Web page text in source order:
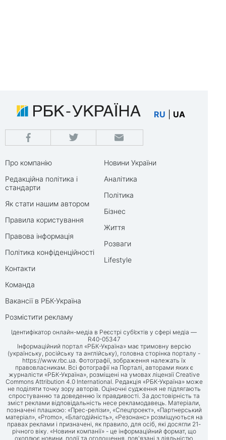
RU UA
Про компанію
Редакційна політика і
стандарти
Як стати нашим автором
Правила користування
Правова інформація
Політика конфіденційності
Контакти
Команда
Вакансії в РБК-Україна
Розмістити рекламу
Новини України
Аналітика
Політика
Бізнес
Життя
Розваги
Lifestyle
Ідентифікатор онлайн-медіа в Реєстрі суб’єктів у сфері медіа —
R40-05347
Інформаційний портал «РБК-Україна» має тримовну версію
(українську, російську та англійську), головна сторінка порталу -
https://www.rbc.ua. Фотографії, зображення належать їх
правовласникам. Всі фотографії на Порталі, авторами яких є
журналісти «РБК-Україна», розміщені на умовах ліцензії Creative
Commons Attribution 4.0 International. Редакція «РБК-Україна» може
не поділяти точку зору авторів. Оціночні судження не підлягають
спростуванню та доведенню їх правдивості. За достовірність та
зміст реклами відповідальність несе рекламодавець. Матеріали,
позначені плашкою: «Прес-релізи», «Спецпроект», «Партнерський
матеріал», «Promo», «Благодійність», «Резонанс» розміщуються на
правах реклами і призначені, як правило, для осіб, які досягли 21-
річного віку. «Новини компанії» - це інформаційний формат, що
охоплює новини, події та оголошення, пов'язані з діяльністю